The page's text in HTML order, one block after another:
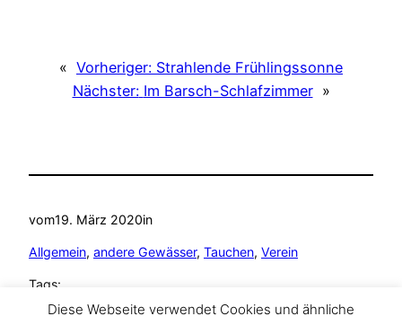
« Vorheriger: Strahlende Frühlingssonne
Nächster: Im Barsch-Schlafzimmer »
vom19. März 2020in
Allgemein, andere Gewässer, Tauchen, Verein
Tags:
andere Gewässer, Tauchen, TAZA Tauchclub
Diese Webseite verwendet Cookies und ähnliche